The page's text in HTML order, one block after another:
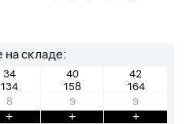
на складе:
34
134
40
158
42
164
8
+
9
+
9
+